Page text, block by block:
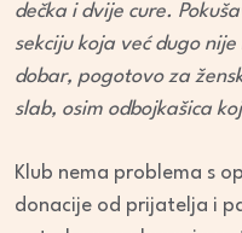
dečka i dvije cure.
sekciju koja već dugo
dobar, pogotovo za
slab, osim odbojkašica
Klub nema problema s
donacije od prijatelja i